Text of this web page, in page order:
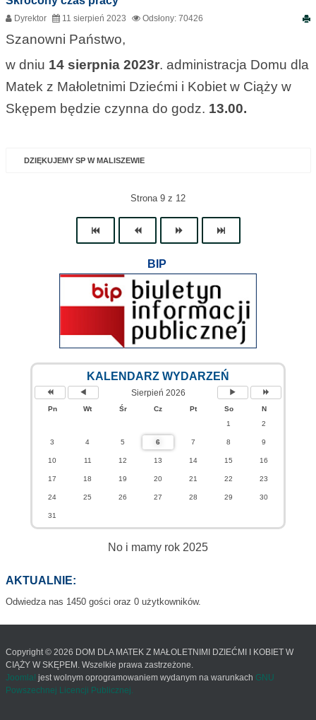
Dyrektor 11 sierpień 2023 Odsłony: 70426
Szanowni Państwo,
w dniu 14 sierpnia2023r. administracja Domu dla
Matek z Małoletnimi Dziećmi i Kobiet w Ciąży w
Skępem będzie czynna do godz. 13.00.
DZIĘKUJEMY SP W MALISZEWIE
Strona 9 z 12
BIP
KALENDARZ WYDARZEŃ
Sierpień 2026
Pn Wt Śr Cz Pt So
N
1
2
3 4 5 6 7 8 9
10 11 12 13 14 15 16
17 18 19 20 21 22 23
24 25 26 27 28 29 30
31
No i mamy rok 2025
AKTUALNIE:
Odwiedza nas 1450 gości oraz 0 użytkowników.
Copyright © 2026 DOM DLA MATEK Z MAŁOLETNIMI DZIEĆMI I KOBIET W
CIĄŻY W SKĘPEM. Wszelkie prawa zastrzeżone.
Joomla! jest wolnym oprogramowaniem wydanym na warunkach GNU
Powszechnej Licencji Publicznej.